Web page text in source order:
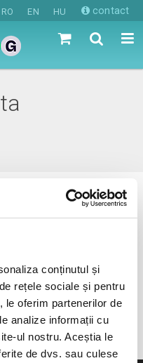
conținutul și
rețele sociale și pentru
le oferim partenerilor de
analize informații cu
ul nostru. Aceștia le
de dvs. sau culese
RO EN HU contact
apropiat